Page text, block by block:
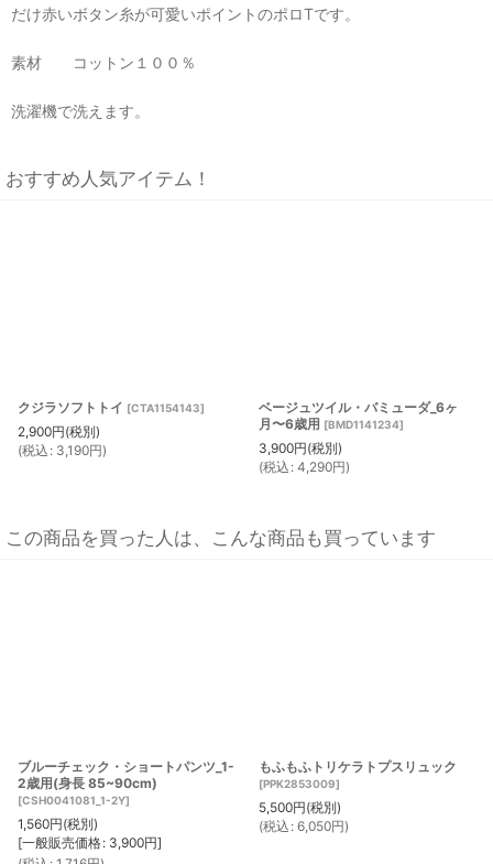
だけ赤いボタン糸が可愛いポイントのポロTです。
素材 コットン１００％
洗濯機で洗えます。
おすすめ人気アイテム！
クジラソフトトイ [CTA1154143]
2,900円(税別)
(税込 : 3,190円)
ベージュツイル・バミューダ_6ヶ
月〜6歳用 [BMD1141234]
3,900円(税別)
(税込 : 4,290円)
この商品を買った人は、こんな商品も買っています
ブルーチェック・ショートパンツ_1-
2歳用(身長 85~90cm)
[CSH0041081_1-2Y]
1,560円(税別)
[一般販売価格: 3,900円]
もふもふトリケラトプスリュック
[PPK2853009]
5,500円(税別)
(税込 : 6,050円)